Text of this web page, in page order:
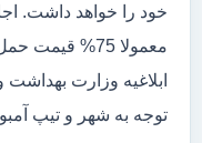
خود را خواهد داشت.
معمولا 75%
ابلاغیه وزارت
توجه به شهر و تیپ